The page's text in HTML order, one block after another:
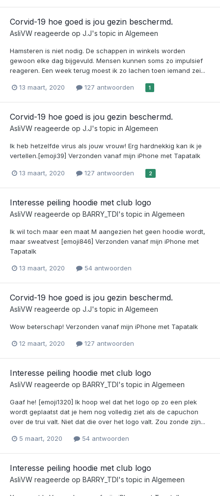
Corvid-19 hoe goed is jou gezin beschermd.
AsliVW reageerde op J.J's topic in Algemeen
Hamsteren is niet nodig. De schappen in winkels worden
gewoon elke dag bijgevuld. Mensen kunnen soms zo impulsief
reageren. Een week terug moest ik zo lachen toen iemand zei...
13 maart, 2020 127 antwoorden 1
Corvid-19 hoe goed is jou gezin beschermd.
AsliVW reageerde op J.J's topic in Algemeen
Ik heb hetzelfde virus als jouw vrouw! Erg hardnekkig kan ik je
vertellen.[emoji39] Verzonden vanaf mijn iPhone met Tapatalk
13 maart, 2020 127 antwoorden 2
Interesse peiling hoodie met club logo
AsliVW reageerde op BARRY_TDI's topic in Algemeen
Ik wil toch maar een maat M aangezien het geen hoodie wordt,
maar sweatvest [emoji846] Verzonden vanaf mijn iPhone met
Tapatalk
13 maart, 2020 54 antwoorden
Corvid-19 hoe goed is jou gezin beschermd.
AsliVW reageerde op J.J's topic in Algemeen
Wow beterschap! Verzonden vanaf mijn iPhone met Tapatalk
12 maart, 2020 127 antwoorden
Interesse peiling hoodie met club logo
AsliVW reageerde op BARRY_TDI's topic in Algemeen
Gaaf he! [emoji1320] Ik hoop wel dat het logo op zo een plek
wordt geplaatst dat je hem nog volledig ziet als de capuchon
over de trui valt. Niet dat die over het logo valt. Zou zonde zijn...
5 maart, 2020 54 antwoorden
Interesse peiling hoodie met club logo
AsliVW reageerde op BARRY_TDI's topic in Algemeen